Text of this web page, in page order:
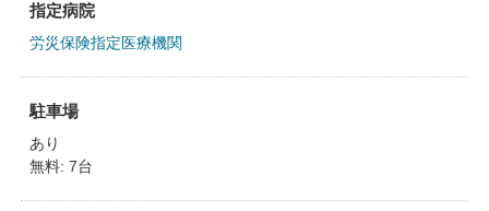
指定病院
労災保険指定医療機関
駐車場
あり
無料: 7台